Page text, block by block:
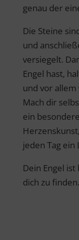
genau der
Die Steine
und
versiegelt.
Engel hast,
und vor allem
Mach dir
ein
jeden Tag ein
Dein Engel
dich zu